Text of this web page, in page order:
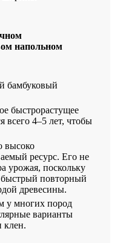
напольном
бамбуковый
быстрорастущее
всего 4–5 лет, чтобы
высоко
ресурс. Его не
урожая, поскольку
быстрый повторный
древесины.
у многих пород
варианты
клен.